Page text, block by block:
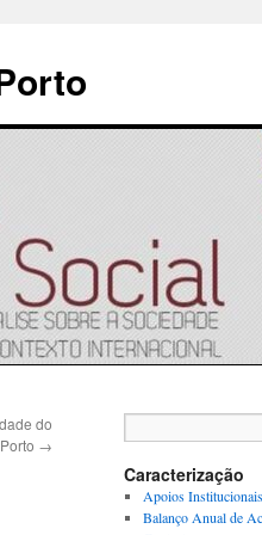
do
Porto →
Caracterização
Apoios Institucionais
Balanço Anual de